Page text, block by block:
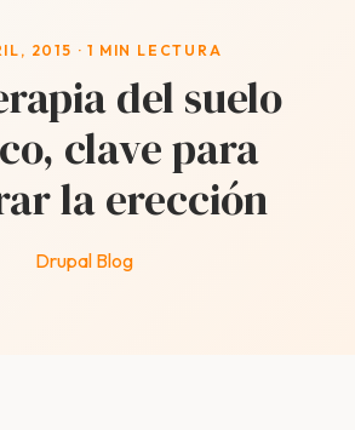
2015 · 1 MIN LECTURA
del suelo
clave para
la erección
Drupal Blog